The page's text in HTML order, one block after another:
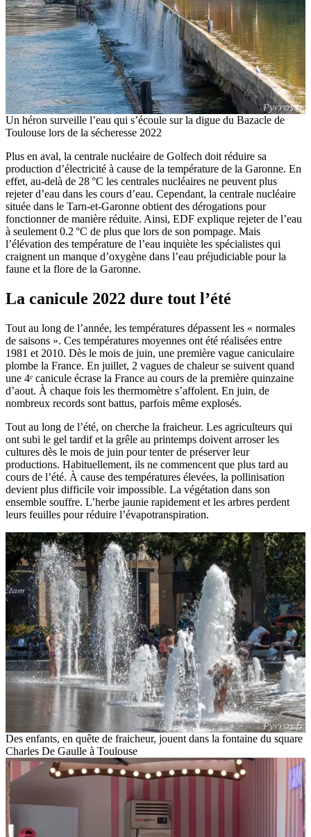
Un héron surveille l’eau qui s’écoule sur la digue du Bazacle de
Toulouse lors de la sécheresse 2022
Plus en aval, la centrale nucléaire de Golfech doit réduire sa
production d’électricité à cause de la température de la Garonne. En
effet, au-delà de 28 °C les centrales nucléaires ne peuvent plus
rejeter d’eau dans les cours d’eau. Cependant, la centrale nucléaire
située dans le Tarn-et-Garonne obtient des dérogations pour
fonctionner de manière réduite. Ainsi, EDF explique rejeter de l’eau
à seulement 0.2 °C de plus que lors de son pompage. Mais
l’élévation des température de l’eau inquiète les spécialistes qui
craignent un manque d’oxygène dans l’eau préjudiciable pour la
faune et la flore de la Garonne.
La canicule 2022 dure tout l’été
Tout au long de l’année, les températures dépassent les « normales
de saisons ». Ces températures moyennes ont été réalisées entre
1981 et 2010. Dès le mois de juin, une première vague caniculaire
plombe la France. En juillet, 2 vagues de chaleur se suivent quand
une 4ᵉ canicule écrase la France au cours de la première quinzaine
d’aout. À chaque fois les thermomètre s’affolent. En juin, de
nombreux records sont battus, parfois même explosés.
Tout au long de l’été, on cherche la fraicheur. Les agriculteurs qui
ont subi le gel tardif et la grêle au printemps doivent arroser les
cultures dès le mois de juin pour tenter de préserver leur
productions. Habituellement, ils ne commencent que plus tard au
cours de l’été. À cause des températures élevées, la pollinisation
devient plus difficile voir impossible. La végétation dans son
ensemble souffre. L’herbe jaunie rapidement et les arbres perdent
leurs feuilles pour réduire l’évapotranspiration.
Des enfants, en quête de fraicheur, jouent dans la fontaine du square
Charles De Gaulle à Toulouse